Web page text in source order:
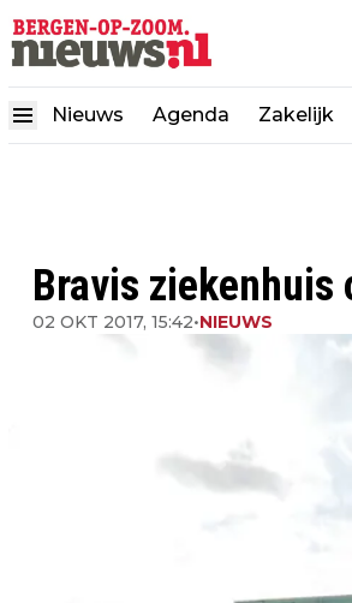
Nieuws Agenda Zakelijk
Bravis ziekenhuis
02 OKT 2017, 15:42•NIEUWS